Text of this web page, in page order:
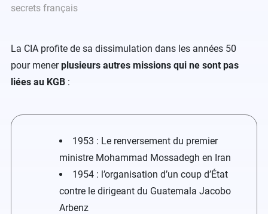
secrets français
La CIA profite de sa dissimulation dans les années 50
pour menerplusieurs autres missions qui ne sont pas
liées au KGB :
1953 : Le renversement du premier
ministre Mohammad Mossadegh en Iran
1954 : l’organisation d’un coup d’État
contre le dirigeant du Guatemala Jacobo
Arbenz